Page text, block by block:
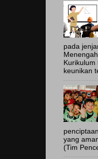
pada
keunikan
yang
(Tim